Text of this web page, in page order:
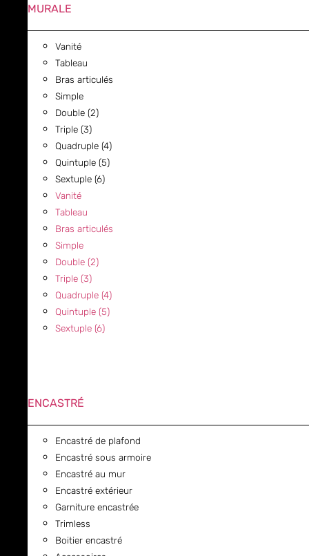
MURALE
Vanité
Tableau
Bras articulés
Simple
Double (2)
Triple (3)
Quadruple (4)
Quintuple (5)
Sextuple (6)
Vanité
Tableau
Bras articulés
Simple
Double (2)
Triple (3)
Quadruple (4)
Quintuple (5)
Sextuple (6)
ENCASTRÉ
Encastré de plafond
Encastré sous armoire
Encastré au mur
Encastré extérieur
Garniture encastrée
Trimless
Boitier encastré